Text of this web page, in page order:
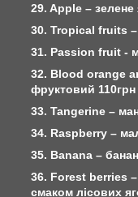
29. Apple – зелене
30. Tropical fruits –
31. Passion fruit -
32. Blood orange
фруктовий 110грн
33. Tangerine –
34. Raspberry –
35. Banana –
36. Forest berries
смаком лісових